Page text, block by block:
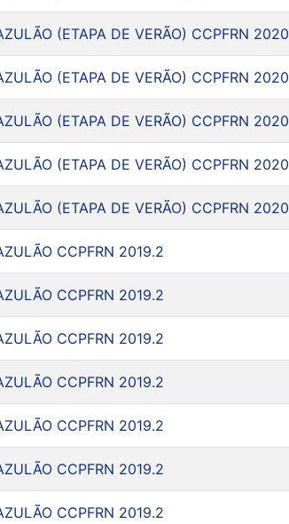
(ETAPA DE VERÃO) CCPFRN 2020
(ETAPA DE VERÃO) CCPFRN 2020
(ETAPA DE VERÃO) CCPFRN 2020
(ETAPA DE VERÃO) CCPFRN 2020
(ETAPA DE VERÃO) CCPFRN 2020
CCPFRN 2019.2
CCPFRN 2019.2
CCPFRN 2019.2
CCPFRN 2019.2
CCPFRN 2019.2
CCPFRN 2019.2
CCPFRN 2019.2